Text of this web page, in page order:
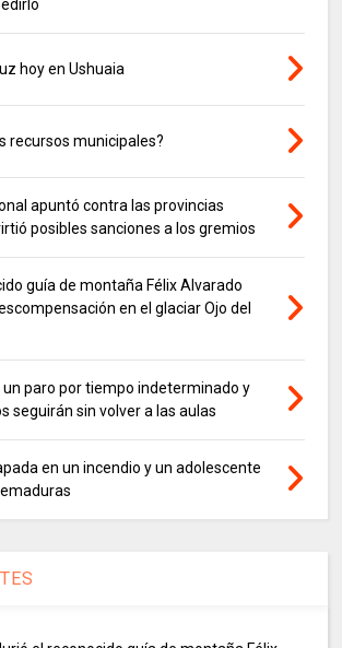
hoy en Ushuaia
recursos municipales?
apuntó contra las provincias
posibles sanciones a los gremios
guía de montaña Félix Alvarado
en el glaciar Ojo del
un paro por tiempo indeterminado y
seguirán sin volver a las aulas
en un incendio y un adolescente